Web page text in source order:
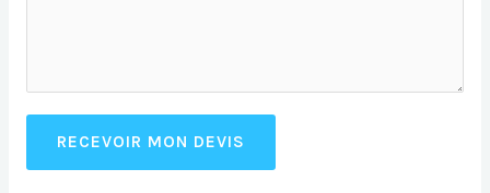
RECEVOIR MON DEVIS